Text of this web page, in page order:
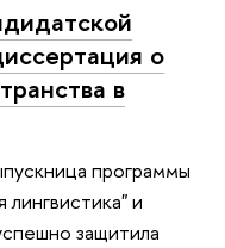
о
в
программы
и
защитила